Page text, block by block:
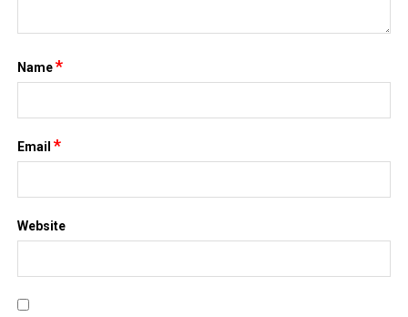
Name*
Email*
Website